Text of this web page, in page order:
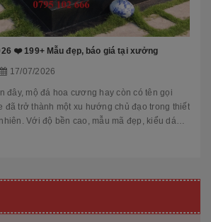
❤️ 199+ Mẫu đẹp, báo giá tại xưởng
17/07/2026
đây, mộ đá hoa cương hay còn có tên gọi
đã trở thành một xu hướng chủ đạo trong thiết
Với độ bền cao, mẫu mã đẹp, kiểu dáng